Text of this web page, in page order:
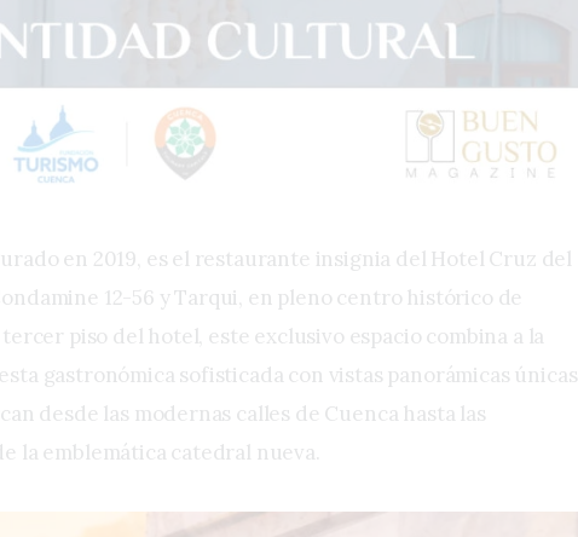
en 2019, es el restaurante insignia del Hotel Cruz del
12-56 y Tarqui, en pleno centro histórico de
piso del hotel, este exclusivo espacio combina a la
gastronómica sofisticada con vistas panorámicas únicas
desde las modernas calles de Cuenca hasta las
la emblemática catedral nueva.